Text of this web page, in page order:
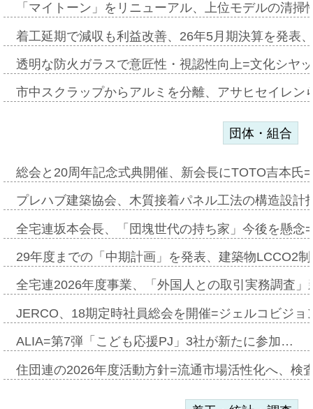
「マイトーン」をリニューアル、上位モデルの清
着工延期で減収も利益改善、26年5月期決算を発表
透明な防火ガラスで意匠性・視認性向上=文化シヤ
市中スクラップからアルミを分離、アサヒセイレ
団体・組合
総会と20周年記念式典開催、新会長にTOTO吉本氏
プレハブ建築協会、木質接着パネル工法の構造設
全宅連坂本会長、「団塊世代の持ち家」今後を懸
29年度までの「中期計画」を発表、建築物LCCO2
全宅連2026年度事業、「外国人との取引実務調査
JERCO、18期定時社員総会を開催=ジェルコビジ
ALIA=第7弾「こども応援PJ」3社が新たに参加…
住団連の2026年度活動方針=流通市場活性化へ、検